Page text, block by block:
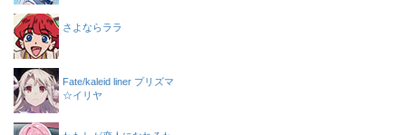
さよならララ
Fate/kaleid liner プリズマ
☆イリヤ